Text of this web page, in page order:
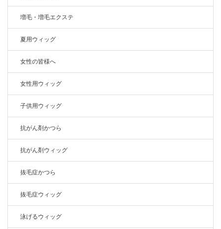
増毛・増毛エクステ
夏用ウィッグ
女性の皆様へ
女性用ウィッグ
子供用ウィッグ
抗がん剤かつら
抗がん剤ウィッグ
抜毛症かつら
抜毛症ウィッグ
泳げるウィッグ